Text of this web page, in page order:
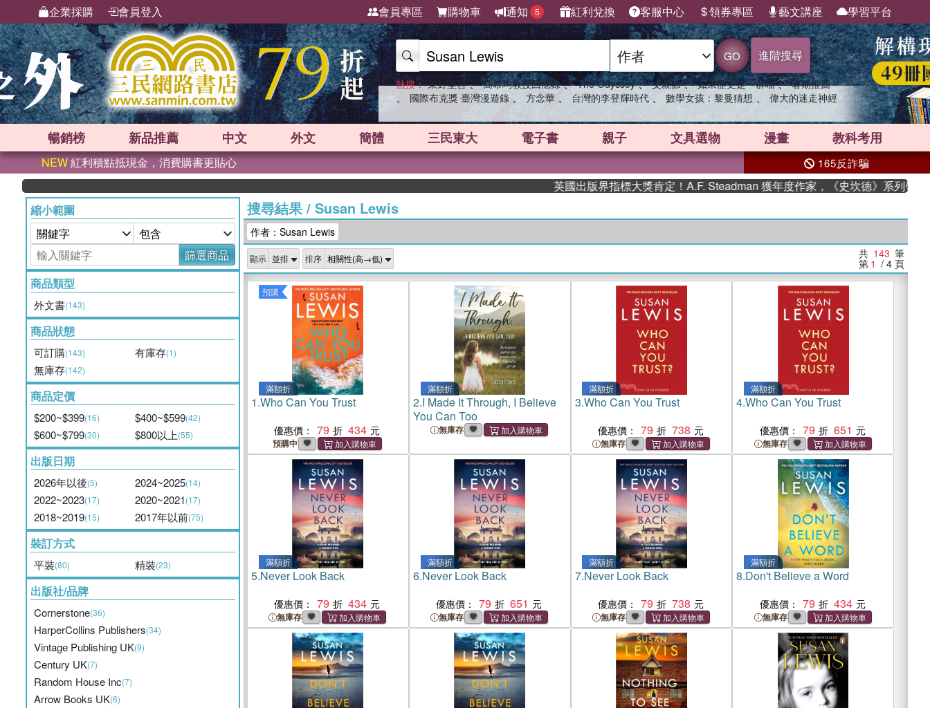
企業採購 會員登入 會員專區 購物車 通知 5 紅利兌換 客服中心 領券專區 藝文講座 學習平台
GO 進階搜尋
熱搜： 東野圭吾 、 高希均教授回憶錄 、 The Odyssey 、 父親節 、 如果歷史是一群喵 、 暑期推薦
、 國際布克獎 臺灣漫遊錄 、 方念華 、 台灣的李登輝時代 、 數學女孩：黎曼猜想 、 偉大的迷走神經
暢銷榜 新品推薦 中文 外文 簡體 三民東大 電子書 親子 文具選物 漫畫 教科考用
NEW紅利積點抵現金，消費購書更貼心 165反詐騙
英國出版界指標大獎肯定！A.F. Steadman 獲年度作家，《史坎德》系列帶你踏上熱血
縮小範圍
篩選商品
商品類型
外文書(143)
商品狀態
可訂購(143) 有庫存(1)
無庫存(142)
商品定價
$200~$399(16) $400~$599(42)
$600~$799(30) $800以上(55)
出版日期
2026年以後(5) 2024~2025(14)
2022~2023(17) 2020~2021(17)
2018~2019(15) 2017年以前(75)
裝訂方式
平裝(80) 精裝(23)
出版社/品牌
Cornerstone(36)
HarperCollins Publishers(34)
Vintage Publishing UK(9)
Century UK(7)
Random House Inc(7)
Arrow Books UK(6)
搜尋結果/ Susan Lewis
作者：Susan Lewis
顯示 排序 共 143 筆
第 1 / 4 頁
預購
滿額折
1.Who Can You Trust
優惠價： 79 434
預購中
滿額折
2.I Made It Through, I Believe
You Can Too
無庫存
滿額折
3.Who Can You Trust
優惠價： 79 738
無庫存
滿額折
4.Who Can You Trust
優惠價： 79 651
無庫存
滿額折
5.Never Look Back
優惠價： 79 434
無庫存
滿額折
6.Never Look Back
優惠價： 79 651
無庫存
滿額折
7.Never Look Back
優惠價： 79 738
無庫存
滿額折
8.Don't Believe a Word
優惠價： 79 434
無庫存